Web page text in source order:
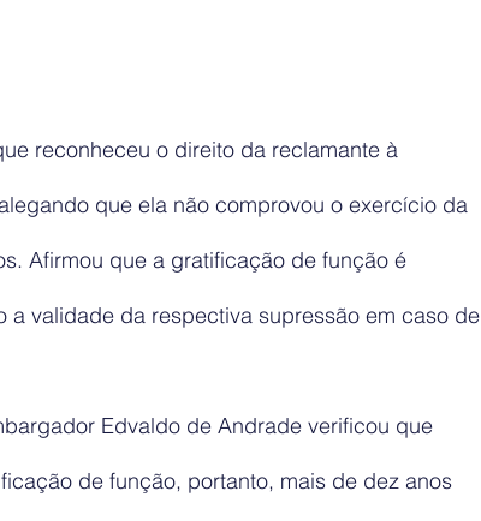
reconheceu o direito da reclamante à
que ela não comprovou o exercício da
Afirmou que a gratificação de função é
validade da respectiva supressão em caso de
Edvaldo de Andrade verificou que
de função, portanto, mais de dez anos